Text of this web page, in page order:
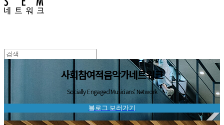
사회참여적음악가네트워크
Socially Engaged Musicians' Network
블로그 보러가기